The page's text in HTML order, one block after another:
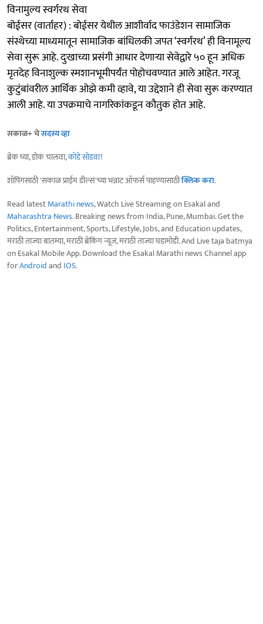
विनामुल्य स्वर्गरथ सेवा
बोईसर (वार्ताहर) : बोईसर येथील आशीर्वाद फाउंडेशन सामाजिक
संस्थेच्या माध्यमातून सामाजिक बांधिलकी जपत ‘स्वर्गरथ’ ही विनामूल्य
सेवा सुरू आहे. दुःखाच्या प्रसंगी आधार देणाऱ्या सेवेद्वारे ५० हून अधिक
मृतदेह विनाशुल्क स्मशानभूमीपर्यंत पोहोचवण्यात आले आहेत. गरजू
कुटुंबांवरील आर्थिक ओझे कमी व्हावे, या उद्देशाने ही सेवा सुरू करण्यात
आली आहे. या उपक्रमाचे नागरिकांकडून कौतुक होत आहे.
सकाळ+ चेसदस्य व्हा
ब्रेक घ्या, डोकं चालवा,कोडे सोडवा!
शॉपिंगसाठी 'सकाळ प्राईम डील्स'च्या भन्नाट ऑफर्स पाहण्यासाठीक्लिक करा.
Read latestMarathi news, Watch Live Streaming on Esakal and
Maharashtra News. Breaking news from India, Pune, Mumbai. Get the
Politics, Entertainment, Sports, Lifestyle, Jobs, and Education updates,
मराठी ताज्या बातम्या, मराठी ब्रेकिंग न्यूज, मराठी ताज्या घडामोडी. And Live taja batmya
on Esakal Mobile App. Download the Esakal Marathi news Channel app
forAndroidand IOS.